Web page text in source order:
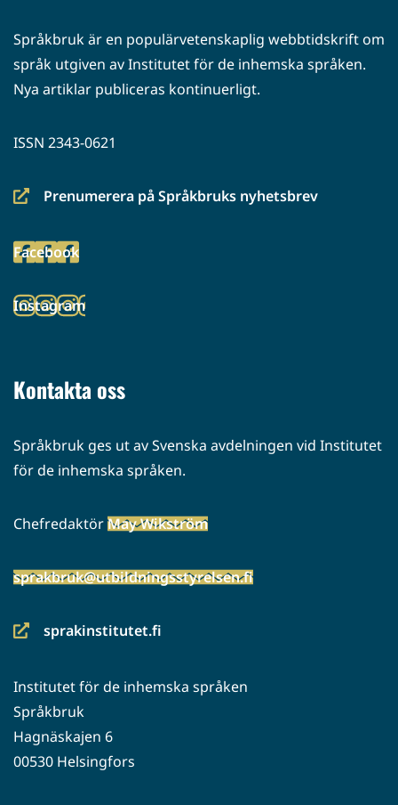
Språkbruk är en populärvetenskaplig webbtidskrift om
språk utgiven av Institutet för de inhemska språken.
Nya artiklar publiceras kontinuerligt.
ISSN 2343-0621
Prenumerera på Språkbruks nyhetsbrev
(siirryt
palveluun)
Facebook
(siirryt
palveluun)
Instagram
(siirryt
Kontakta oss
Språkbruk ges ut av Svenska avdelningen vid Institutet
för de inhemska språken.
ChefredaktörMay Wikström
sprakbruk@utbildningsstyrelsen.fi
sprakinstitutet.fi
(siirryt
palveluun)
Institutet för de inhemska språken
Språkbruk
Hagnäskajen 6
00530 Helsingfors